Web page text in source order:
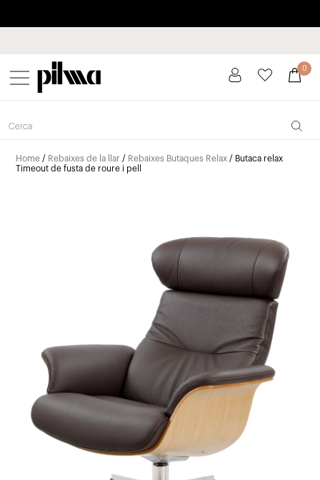
pilma 0
Home / Rebaixes de la llar / Rebaixes Butaques Relax / Butaca relax
Timeout de fusta de roure i pell